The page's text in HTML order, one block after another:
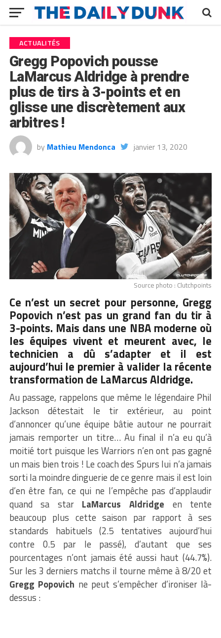
ACTUALITÉS
Gregg Popovich pousse
LaMarcus Aldridge à prendre
plus de tirs à 3-points et en
glisse une discrètement aux
arbitres !
by Mathieu Mendonca janvier 13, 2020
Source photo : Clutchpoints
Ce n’est un secret pour personne, Gregg
Popovich n’est pas un grand fan du tir à
3-points. Mais dans une NBAmoderne où
les équipes vivent et meurent avec, le
technicien a dû s’adapter et il est
aujourd’hui le premier à valider la récente
transformation de LaMarcus Aldridge.
Au passage, rappelons que même le légendaire Phil
Jackson détestait le tir extérieur, au point
d’annoncer qu’une équipe bâtie autour ne pourrait
jamais remporter un titre… Au final il n’a eu qu’à
moitié tort puisque les Warriors n’en ont pas gagné
un mais bien trois ! Le coach des Spurs lui n’a jamais
sorti la moindre dinguerie de ce genre mais il est loin
d’en être fan, ce qui ne l’empêche pas d’applaudir
quand sa star LaMarcus Aldridge en tente
beaucoup plus cette saison par rapport à ses
standards habituels (2.5 tentatives aujourd’hui
contre 0.5 par le passé), d’autant que ses
pourcentages n’ont jamais été aussi haut (44.7%).
Sur les 3 derniers matchs il tourne même à 8/20 et
Gregg Popovich ne peut s’empêcher d’ironiser là-
dessus :